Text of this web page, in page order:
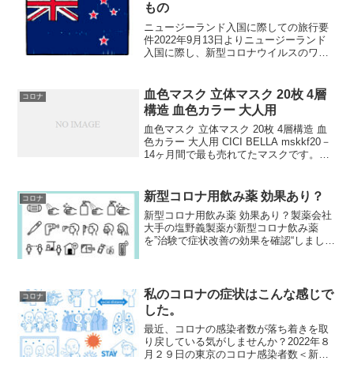
もの
ニュージーランド入国に際しての旅行要
件2022年9月13日よりニュージーランド
入国に際し、新型コロナウイルスのワク
たですね。既に2022年5月2日より日本を
含むビザ免除...
コロナ
血色マスク 立体マスク 20枚 4層
構造 血色カラー 大人用
血色マスク 立体マスク 20枚 4層構造 血
色カラー 大人用 CICI BELLA mskkf20－
14ヶ月間で最も売れてたマスクです。総
BELLAとは、低...
コロナ 新型コロナ用飲み薬 効果あり？
新型コロナ用飲み薬 効果あり？製薬会社
大手の塩野義製薬が新型コロナ飲み薬
を”治験で症状改善の効果を確認“しまし
めています。ありがとう...
コロナ
私のコロナの症状はこんな感じで
した。
最近、コロナの感染者数が落ち着きを取
り戻している気がしませんか？2022年８
月２９日の東京のコロナ感染者数＜新型